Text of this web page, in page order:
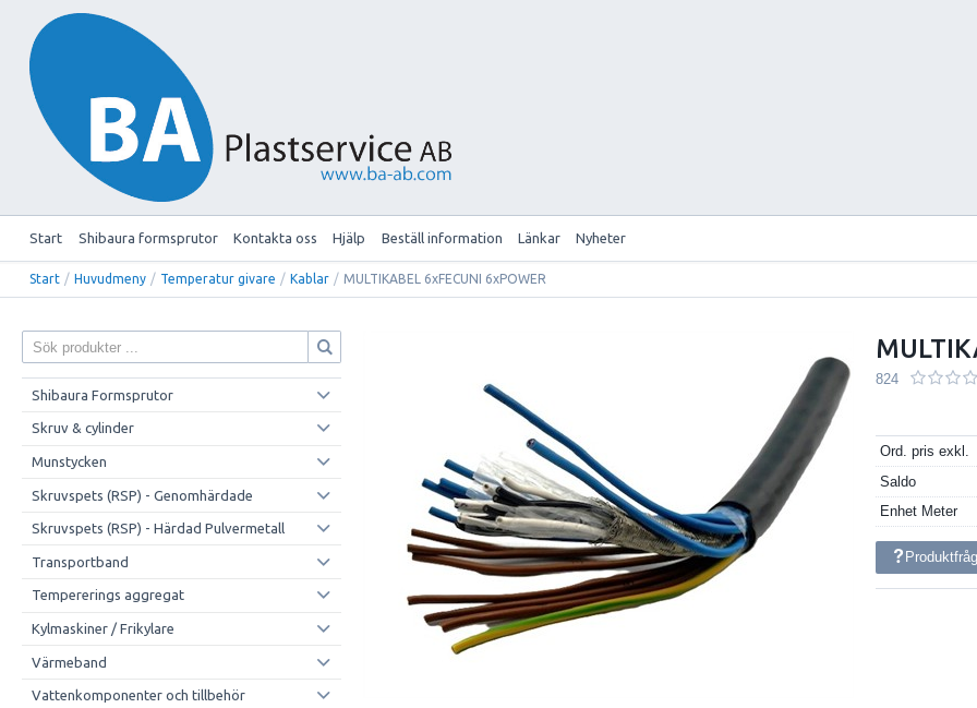
Start Shibaura formsprutor Kontakta oss Hjälp Beställ information Länkar Nyheter
Start / Huvudmeny / Temperatur givare / Kablar / MULTIKABEL 6xFECUNI 6xPOWER
Shibaura Formsprutor
Skruv & cylinder
Munstycken
Skruvspets (RSP) - Genomhärdade
Skruvspets (RSP) - Härdad Pulvermetall
Transportband
Tempererings aggregat
Kylmaskiner / Frikylare
Värmeband
Vattenkomponenter och tillbehör
824
Ord. pris exkl.
Saldo
Enhet Meter